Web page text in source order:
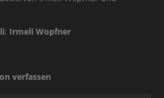
; Irmeli Wopfner
verfassen